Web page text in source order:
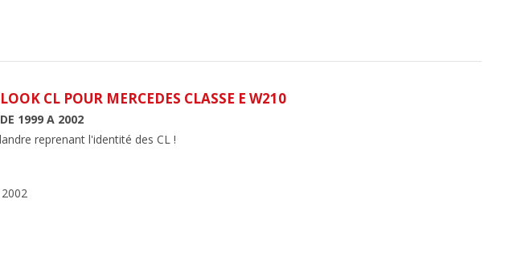
CL POUR MERCEDES CLASSE E W210
1999 A 2002
reprenant l'identité des CL !